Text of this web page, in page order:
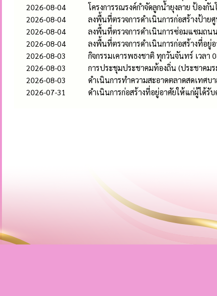
2026-08-04
โครงการรณรงค์กำจัดลูกน้ำยุงลาย ป้อง
2026-08-04
ลงพื้นที่ตรวจการดำเนินการก่อสร้างป้า
2026-08-04
ลงพื้นที่ตรวจการดำเนินการซ่อมแซมถน
2026-08-04
ลงพื้นที่ตรวจการดำเนินการก่อสร้างที่อ
2026-08-03
กิจกรรมเคารพธงชาติ ทุกวันจันทร์ เวลา
2026-08-03
การประชุมประชาคมท้องถิ่น (ประชาคม
2026-08-03
ดำเนินการทำความสะอาดตลาดสดเทศ
2026-07-31
ดำเนินการก่อสร้างที่อยู่อาศัยให้แก่ผู้ได้